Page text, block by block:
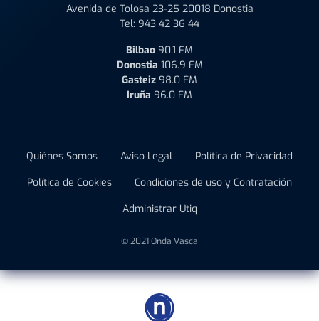
Avenida de Tolosa 23-25 20018 Donostia
Tel: 943 42 36 44
Bilbao 90.1 FM
Donostia 106.9 FM
Gasteiz 98.0 FM
Iruña 96.0 FM
Quiénes Somos Aviso Legal
Política de Privacidad
Política de Cookies
Condiciones de uso y Contratación
Administrar Utiq
© 2021 Onda Vasca